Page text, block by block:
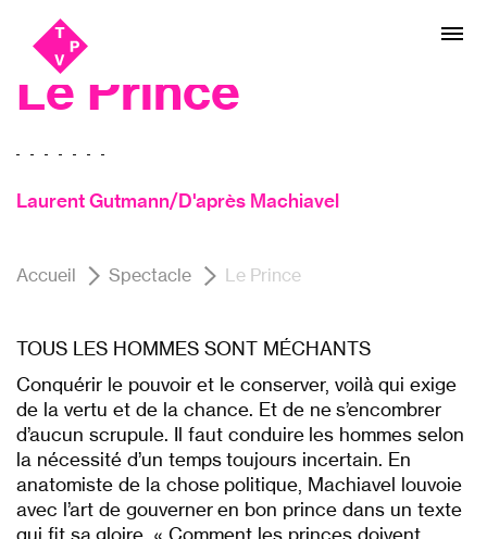
Aller
au
menu
Aller au
contenu
Théâtre
Le Prince
Laurent Gutmann/D'après Machiavel
Accueil Spectacle Le Prince
TOUS LES HOMMES SONT MÉCHANTS
Conquérir le pouvoir et le conserver, voilà qui exige
de la vertu et de la chance. Et de ne s’encombrer
d’aucun scrupule. Il faut conduire les hommes selon
la nécessité d’un temps toujours incertain. En
anatomiste de la chose politique, Machiavel louvoie
avec l’art de gouverner en bon prince dans un texte